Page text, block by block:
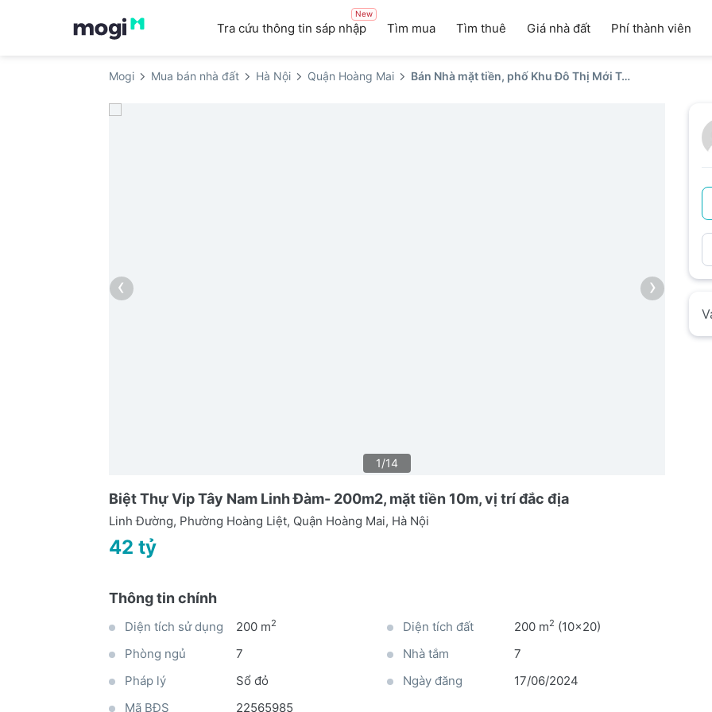
Tra cứu thông tin sáp nhập
New
Tìm mua Tìm thuê Giá nhà đất Phí thành viên
Mogi Mua bán nhà đất Hà Nội Quận Hoàng Mai Bán Nhà mặt tiền, phố Khu Đô Thị Mới Tây Nam Hồ Linh Đàm
‹ ›
1/14
Biệt Thự Vip Tây Nam Linh Đàm- 200m2, mặt tiền 10m, vị trí đắc địa
Linh Đường, Phường Hoàng Liệt, Quận Hoàng Mai, Hà Nội
42 tỷ
Thông tin chính
Diện tích sử dụng 200 m2 Diện tích đất 200 m2 (10x20)
Phòng ngủ
7 Nhà tắm
7
Pháp lý
Sổ đỏ Ngày đăng
17/06/2024
Mã BĐS
22565985